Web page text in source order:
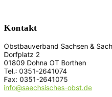
Kontakt
Obstbauverband Sachsen &
Dorfplatz 2
01809 Dohna OT Borthen
Tel.: 0351-2641074
Fax: 0351-2641075
info@saechsisches-obst.de